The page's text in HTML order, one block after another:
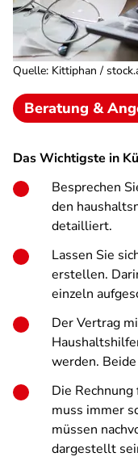
Quelle: Kittiphan /
Beratung &
Das Wichtigste in
Besprechen
den
detailliert.
Lassen Sie
erstellen.
einzeln
Der Vertrag
werden.
Die
muss immer
müssen
dargestellt